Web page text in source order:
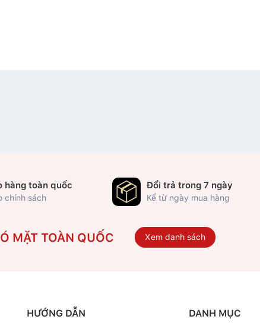
hàng toàn quốc
chính sách
Đổi trả trong 7 ngày
Kể từ ngày mua hàng
MẶT TOÀN QUỐC Xem danh sách
HƯỚNG DẪN DANH MỤC